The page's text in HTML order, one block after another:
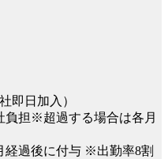
即日加入）
負担※超過する場合は各月
経過後に付与 ※出勤率8割